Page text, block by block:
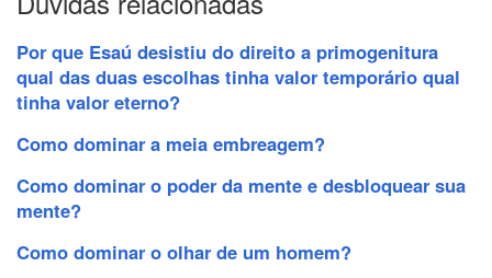
Por que Esaú desistiu do direito a primogenitura
qual das duas escolhas tinha valor temporário qual
tinha valor eterno?
Como dominar a meia embreagem?
Como dominar o poder da mente e desbloquear sua
mente?
Como dominar o olhar de um homem?